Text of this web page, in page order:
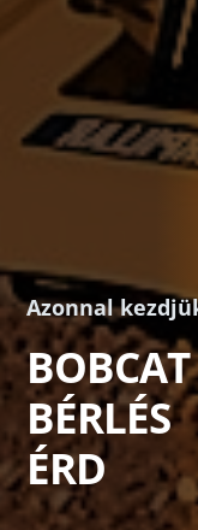
Azonnal
BÉRLÉS
ÉRD